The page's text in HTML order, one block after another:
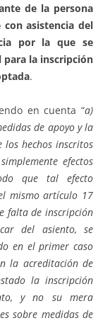
de la persona
asistencia del
por la que se
la inscripción
.
en cuenta “a)
de apoyo y la
hechos inscritos
efectos
que tal efecto
mismo artículo 17
falta de inscripción
del asiento, se
en el primer caso
la acreditación de
la inscripción
y no su mera
sobre medidas de